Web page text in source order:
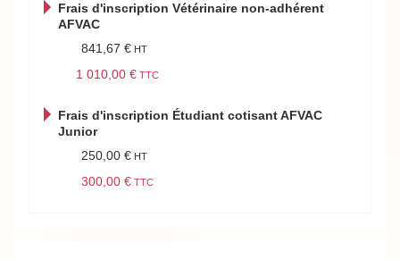
Frais d'inscription Vétérinaire non-adhérent
AFVAC
841,67 €
1 010,00 €
Frais d'inscription Étudiant cotisant AFVAC
Junior
250,00 €
300,00 €